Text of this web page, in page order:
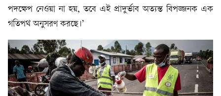
পদক্ষেপ নেওয়া না হয়, তবে এই প্রাদুর্ভাব অত্যন্ত বিপজ্জনক এক
গতিপথ অনুসরণ করছে।’